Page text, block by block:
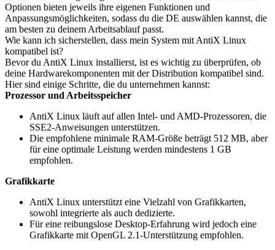
Optionen bieten jeweils ihre eigenen Funktionen und
Anpassungsmöglichkeiten, sodass du die DE auswählen kannst, die
am besten zu deinem Arbeitsablauf passt.
Wie kann ich sicherstellen, dass mein System mit AntiX Linux
kompatibel ist?
Bevor du AntiX Linux installierst, ist es wichtig zu überprüfen, ob
deine Hardwarekomponenten mit der Distribution kompatibel sind.
Hier sind einige Schritte, die du unternehmen kannst:
Prozessor und Arbeitsspeicher
AntiX Linux läuft auf allen Intel- und AMD-Prozessoren, die
SSE2-Anweisungen unterstützen.
Die empfohlene minimale RAM-Größe beträgt 512 MB, aber
für eine optimale Leistung werden mindestens 1 GB
empfohlen.
Grafikkarte
AntiX Linux unterstützt eine Vielzahl von Grafikkarten,
sowohl integrierte als auch dedizierte.
Für eine reibungslose Desktop-Erfahrung wird jedoch eine
Grafikkarte mit OpenGL 2.1-Unterstützung empfohlen.